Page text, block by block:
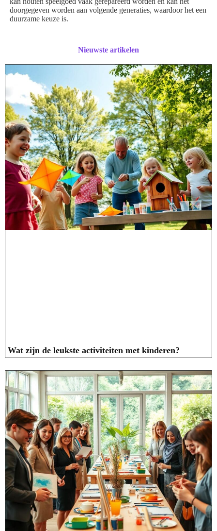
doorgegeven worden aan volgende generaties, waardoor het een
duurzame keuze is.
Nieuwste artikelen
Wat zijn de leukste activiteiten met kinderen?